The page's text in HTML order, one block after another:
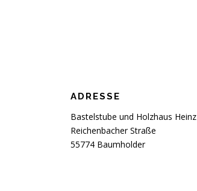
ADRESSE
Bastelstube und Holzhaus Heinz
Reichenbacher Straße
55774 Baumholder